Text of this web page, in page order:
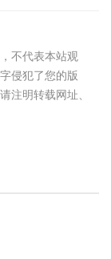
不代表本站观
侵犯了您的版
注明转载网址、